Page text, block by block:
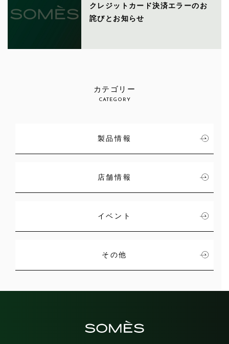
クレジットカード決済エラーのお
詫びとお知らせ
カテゴリー
CATEGORY
製品情報
店舗情報
イベント
その他